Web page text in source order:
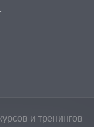
и тренингов